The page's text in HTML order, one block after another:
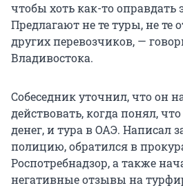
чтобы хоть как-то оправдать
Предлагают не те туры, не те
других перевозчиков, —
Владивостока.
Собеседник уточнил, что он
действовать, когда понял,
денег, и тура в ОАЭ. Написал
полицию, обратился в
Роспотребнадзор, а также
негативные отзывы на